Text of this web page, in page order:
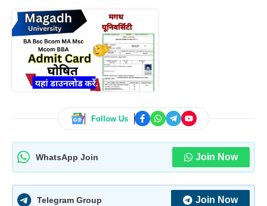
Follow Us
WhatsApp Join Join Now
Telegram Group Join Now